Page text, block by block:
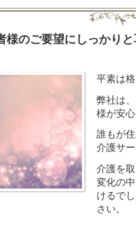
様のご要望にしっかり
平素は
弊社は
様が安
誰もが
介護サ
介護を
変化の
けるで
さい。